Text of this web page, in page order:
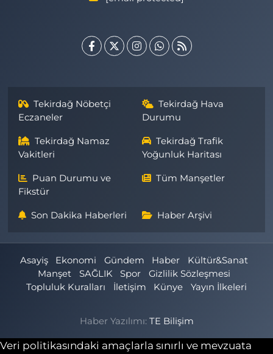
Tekirdağ Nöbetçi
Eczaneler
Tekirdağ Hava
Durumu
Tekirdağ Namaz
Vakitleri
Tekirdağ Trafik
Yoğunluk Haritası
Puan Durumu ve
Fikstür
Tüm Manşetler
Son Dakika Haberleri Haber Arşivi
Asayiş Ekonomi Gündem Haber
Kültür&Sanat
Manşet
SAĞLIK Spor
Gizlilik Sözleşmesi
Topluluk Kuralları
İletişim Künye Yayın İlkeleri
Haber Yazılımı: TE Bilişim
Veri politikasındaki amaçlarla sınırlı ve mevzuata